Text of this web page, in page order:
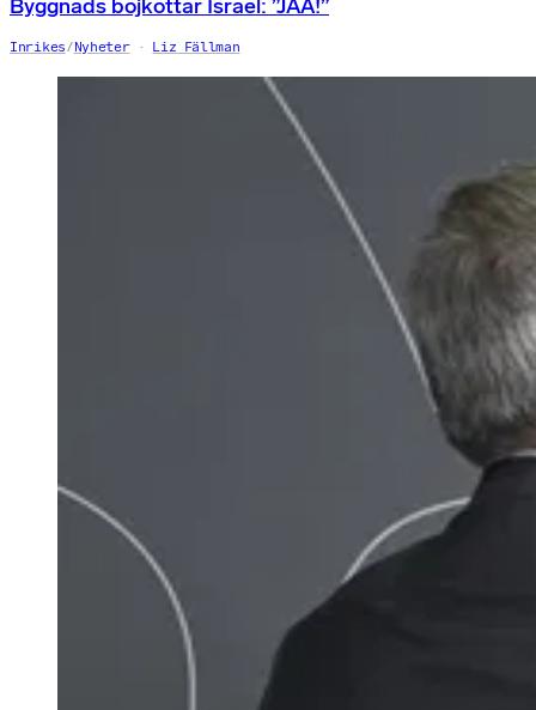
Byggnads bojkottar Israel: ”JAA!”
Inrikes /Nyheter Liz Fällman